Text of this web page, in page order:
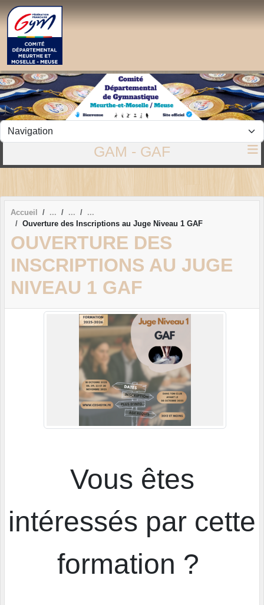
GAM - GAF
Accueil
Ouverture des Inscriptions au Juge Niveau 1 GAF
OUVERTURE DES
INSCRIPTIONS AU JUGE
NIVEAU 1 GAF
Vous êtes
intéressés par cette
formation ?
Panneau de gestion des cookies